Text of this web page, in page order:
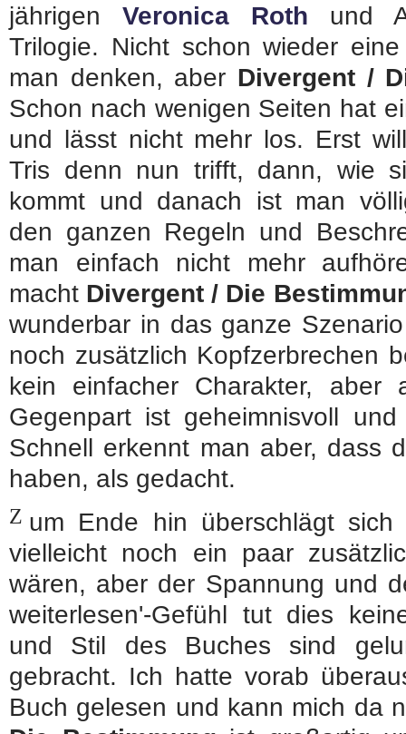
jährigen Veronica Roth und
Trilogie. Nicht schon wieder
man denken, aber Divergent /
Schon nach wenigen Seiten hat
und lässt nicht mehr los. Erst
Tris denn nun trifft, dann, wie
kommt und danach ist man
den ganzen Regeln und
man einfach nicht mehr
macht Divergent / Die
wunderbar in das ganze
noch zusätzlich Kopfzerbrechen
kein einfacher Charakter, aber
Gegenpart ist geheimnisvoll
Schnell erkennt man aber, dass
haben, als gedacht.
Z um Ende hin überschlägt
vielleicht noch ein paar
wären, aber der Spannung und
weiterlesen'-Gefühl tut dies
und Stil des Buches sind
gebracht. Ich hatte vorab
Buch gelesen und kann mich da